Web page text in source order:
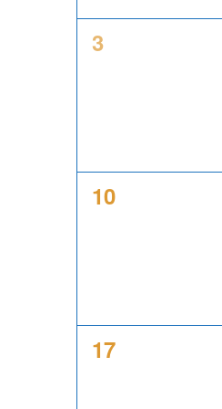
0
3
0
10
0
17